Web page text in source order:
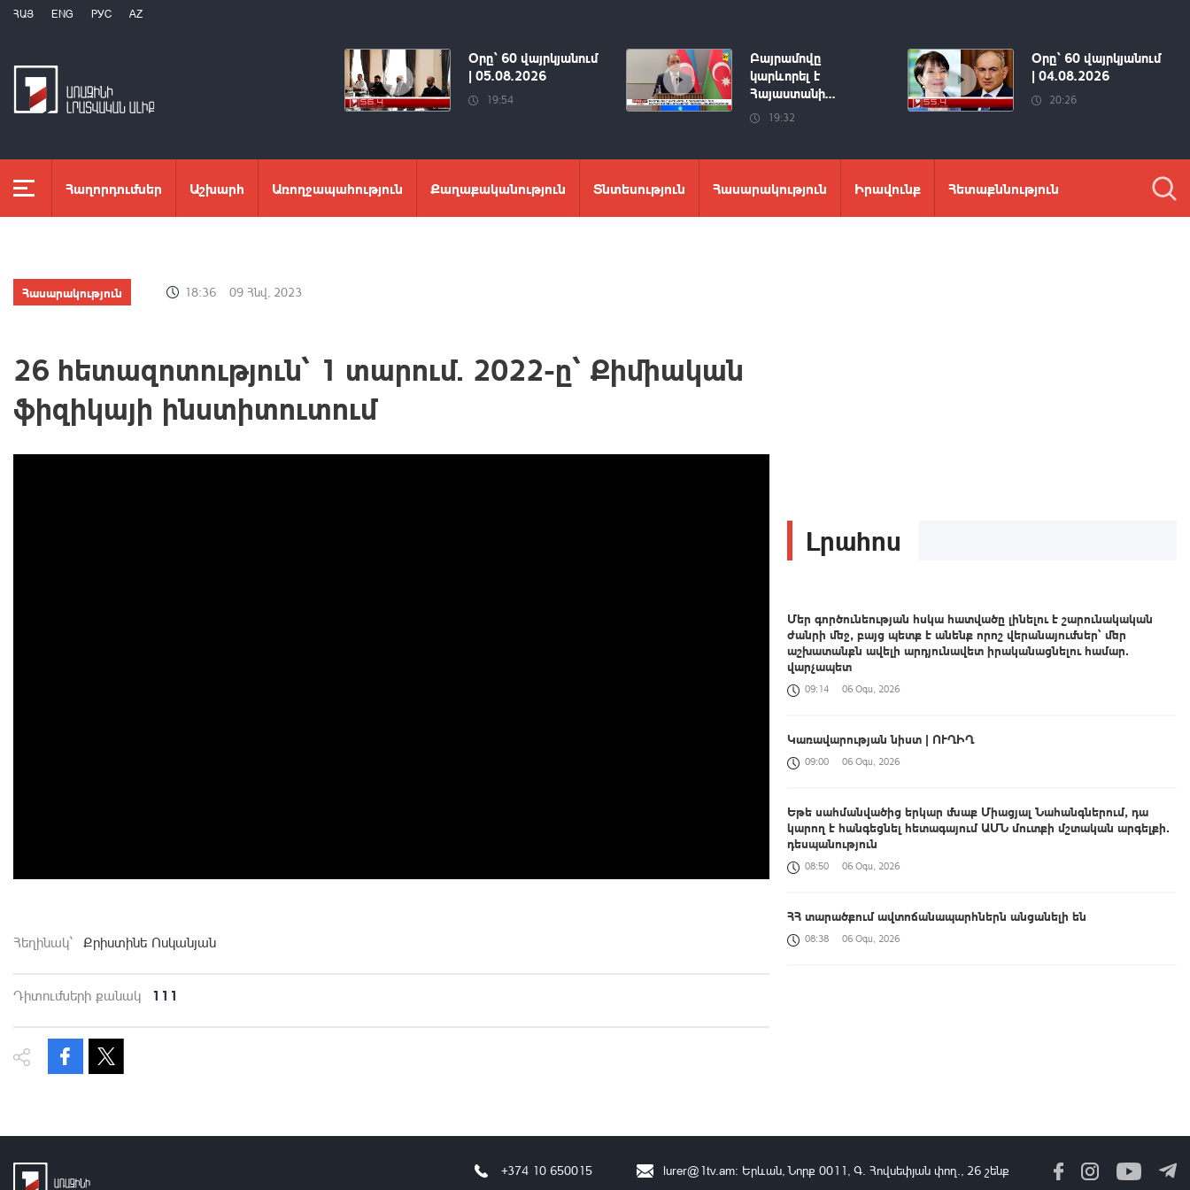
ՀԱՅ ENG РУС AZ
Օրը՝ 60 վայրկյանում
| 05.08.2026
19:54
Բայրամովը
կարևորել է
Հայաստանի...
19:32
Օրը՝ 60 վայրկյանում
| 04.08.2026
20:26
Հաղորդումներ Աշխարհ Առողջապահություն Քաղաքականություն Տնտեսություն Հասարակություն Իրավունք Հետաքննություն
Հասարակություն 18:36 09 Հնվ, 2023
26 հետազոտություն՝ 1 տարում. 2022-ը՝ Քիմիական
ֆիզիկայի ինստիտուտում
Հեղինակ` Քրիստինե Ոսկանյան
Դիտումների քանակ 111
Լրահոս
Մեր գործունեության հսկա հատվածը լինելու է շարունակական
ժանրի մեջ, բայց պետք է անենք որոշ վերանայումներ՝ մեր
աշխատանքն ավելի արդյունավետ իրականացնելու համար․
վարչապետ
09:14 06 Օգս, 2026
Կառավարության նիստ | ՈՒՂԻՂ
09:00 06 Օգս, 2026
Եթե սահմանվածից երկար մնաք Միացյալ Նահանգներում, դա
կարող է հանգեցնել հետագայում ԱՄՆ մուտքի մշտական արգելքի․
դեսպանություն
08:50 06 Օգս, 2026
ՀՀ տարածքում ավտոճանապարհներն անցանելի են
08:38 06 Օգս, 2026
Տարեց կամ հաշմանդամություն ունեցող անձանց խնամքի
ծառայությունների տրամադրման գործընթացն ամբողջությամբ
lurer@1tv.am։ Երևան, Նորք 0011, Գ․ Հովսեփյան փող., 26 շենք
+374 10 650015